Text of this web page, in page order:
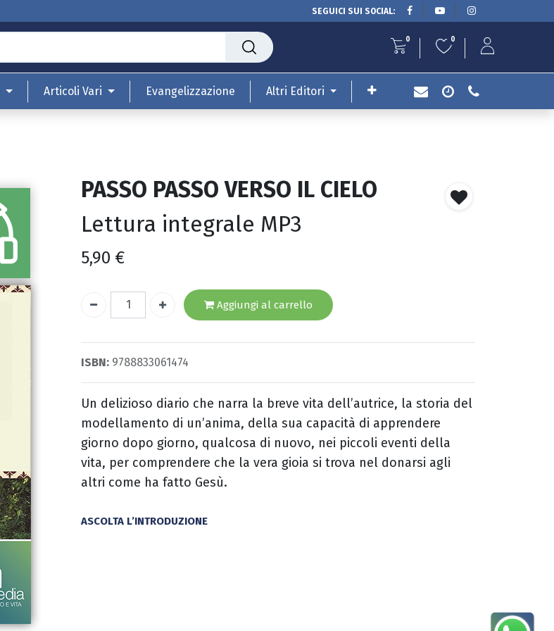
SEGUICI SUI SOCIAL:
0 0
Articoli Vari Evangelizzazione Altri Editori
PASSO PASSO VERSO IL CIELO
Lettura integrale MP3
5,90 €
Aggiungi al carrello
ISBN: 9788833061474
Un delizioso diario che narra la breve vita dell’autrice, la storia del
modellamento di un’anima, della sua capacità di apprendere
giorno dopo giorno, qualcosa di nuovo, nei piccoli eventi della
vita, per comprendere che la vera gioia si trova nel donarsi agli
altri come ha fatto Gesù.
ASCOLTA L’INTRODUZIONE